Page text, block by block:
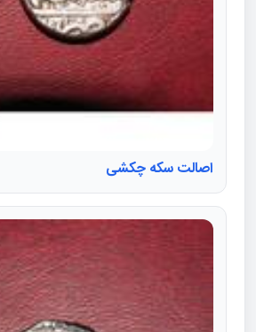
اصالت سكه چکشی